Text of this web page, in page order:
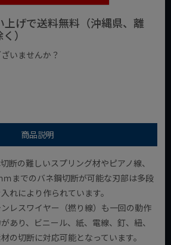
げで送料無料（沖縄県、離
）
いませんか？
商品説明
断の難しいスプリング材やピアノ線、
ｍまでのバネ鋼切断が可能な刃部は多段
れにより作られています。
レスワイヤー（撚り線）も一回の動作
あり、ビニール、紙、電線、釘、紐、
の切断に対応可能となっています。